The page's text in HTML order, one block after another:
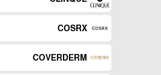
COSRX
COVERDERM